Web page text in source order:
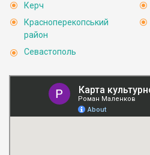
Керч
Красноперекопський
район
Севастополь